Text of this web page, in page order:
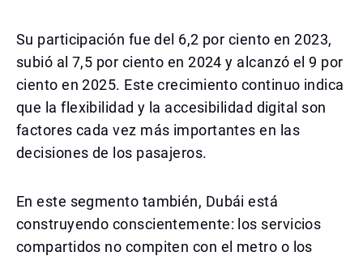
Su participación fue del 6,2 por ciento en 2023,
subió al 7,5 por ciento en 2024 y alcanzó el 9 por
ciento en 2025. Este crecimiento continuo indica
que la flexibilidad y la accesibilidad digital son
factores cada vez más importantes en las
decisiones de los pasajeros.
En este segmento también, Dubái está
construyendo conscientemente: los servicios
compartidos no compiten con el metro o los